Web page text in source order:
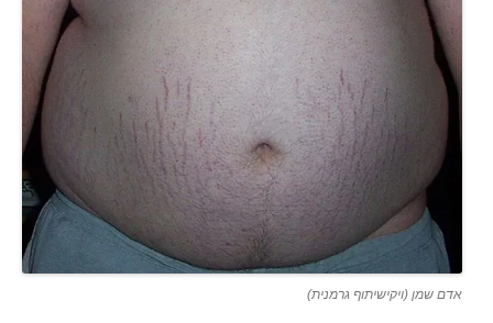
אדם שמן (ויקישיתוף גרמנית)